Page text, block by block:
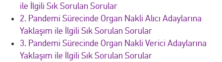
ile İlgili Sık Sorulan Sorular
2. Pandemi Sürecinde Organ Nakli Alıcı Adaylarına
Yaklaşım ile İlgili Sık Sorulan Sorular
3. Pandemi Sürecinde Organ Nakli Verici Adaylarına
Yaklaşım ile İlgili Sık Sorulan Sorular